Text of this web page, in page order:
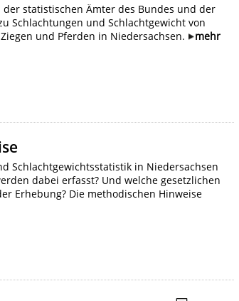
statistischen Ämter des Bundes und der
Schlachtungen und Schlachtgewicht von
und Pferden in Niedersachsen.
mehr
Schlachtgewichtsstatistik in Niedersachsen
dabei erfasst? Und welche gesetzlichen
Erhebung? Die methodischen Hinweise